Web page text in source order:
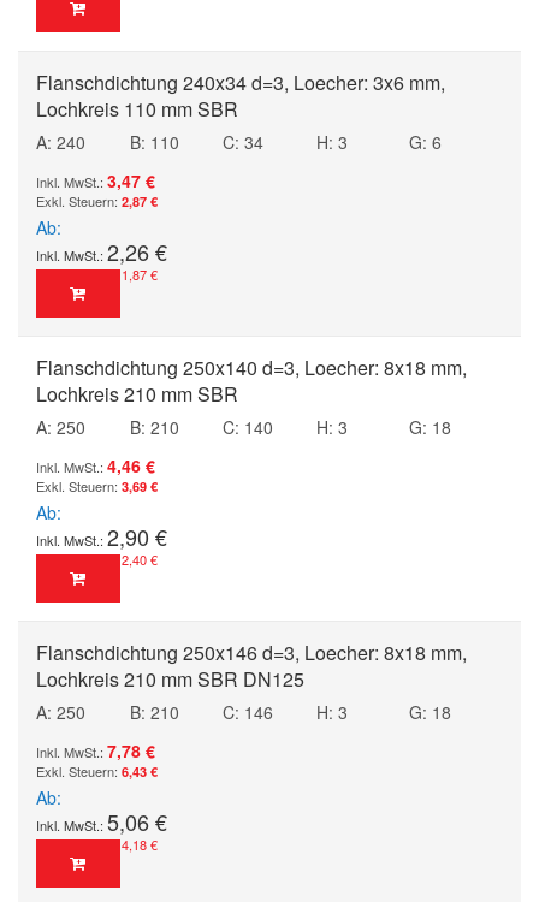
Flanschdichtung 240x34 d=3, Loecher: 3x6 mm,
Lochkreis 110 mm SBR
A: 240 B: 110 C: 34 H: 3
G: 6
3,47 €
2,87 €
Ab
2,26 €
1,87 €
Flanschdichtung 250x140 d=3, Loecher: 8x18 mm,
Lochkreis 210 mm SBR
A: 250 B: 210 C: 140 H: 3
G: 18
4,46 €
3,69 €
Ab
2,90 €
2,40 €
Flanschdichtung 250x146 d=3, Loecher: 8x18 mm,
Lochkreis 210 mm SBR DN125
A: 250 B: 210 C: 146 H: 3
G: 18
7,78 €
6,43 €
Ab
5,06 €
4,18 €